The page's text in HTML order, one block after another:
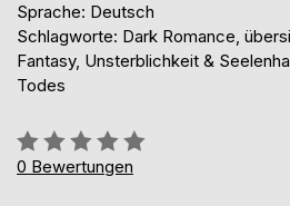
Sprache: Deutsch
Schlagworte: Dark Romance,
Fantasy, Unsterblichkeit &
Todes
Bewertung::
0%
0 Bewertungen